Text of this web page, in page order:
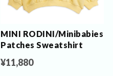
MINI RODINI/Minibabies
Patches Sweatshirt
¥11,880